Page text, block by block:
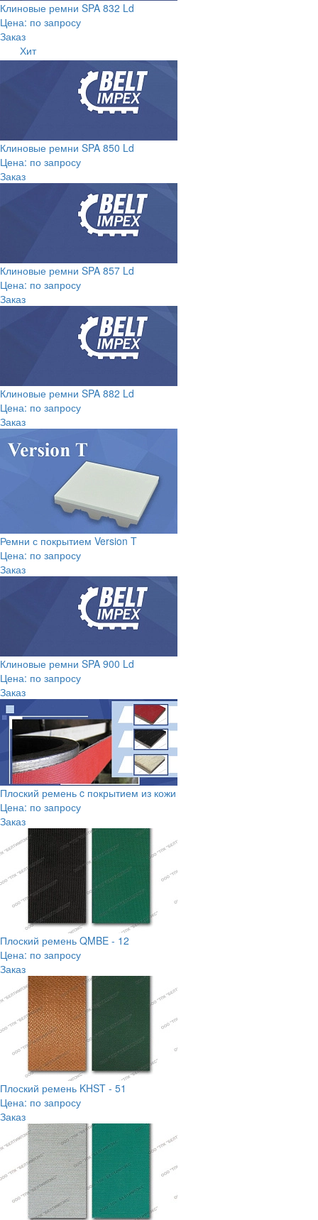
Клиновые ремни SPA 832 Ld
Цена: по запросу
Заказ
Хит
Клиновые ремни SPA 850 Ld
Цена: по запросу
Заказ
Клиновые ремни SPA 857 Ld
Цена: по запросу
Заказ
Клиновые ремни SPA 882 Ld
Цена: по запросу
Заказ
Ремни с покрытием Version T
Цена: по запросу
Заказ
Клиновые ремни SPA 900 Ld
Цена: по запросу
Заказ
Плоский ремень c покрытием из кожи
Цена: по запросу
Заказ
Плоский ремень QMBE - 12
Цена: по запросу
Заказ
Плоский ремень KHST - 51
Цена: по запросу
Заказ